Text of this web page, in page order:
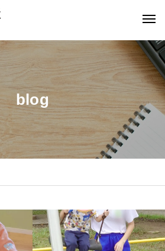
blog